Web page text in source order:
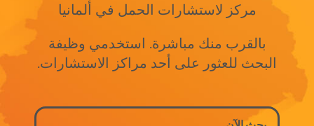
مركز لاستشارات الحمل في ألمانيا
بالقرب منك مباشرة. استخدمي وظيفة
البحث للعثور على أحد مراكز الاستشارات.